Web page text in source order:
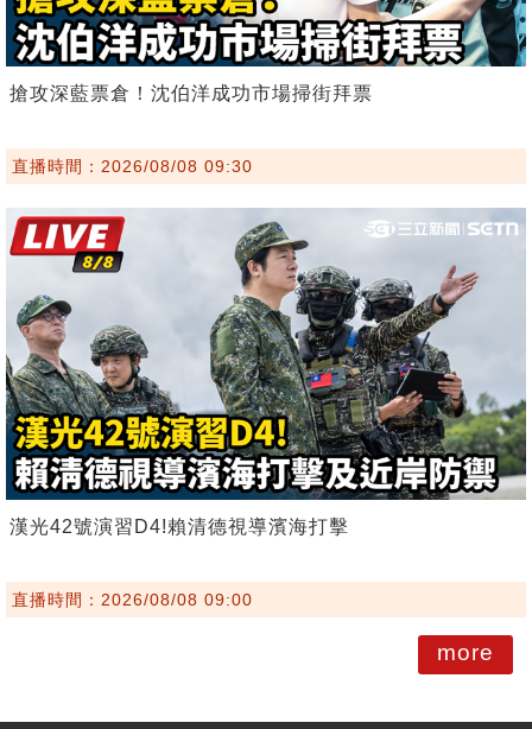
搶攻深藍票倉！沈伯洋成功市場掃街拜票
直播時間：2026/08/08 09:30
漢光42號演習D4!賴清德視導濱海打擊
直播時間：2026/08/08 09:00
more